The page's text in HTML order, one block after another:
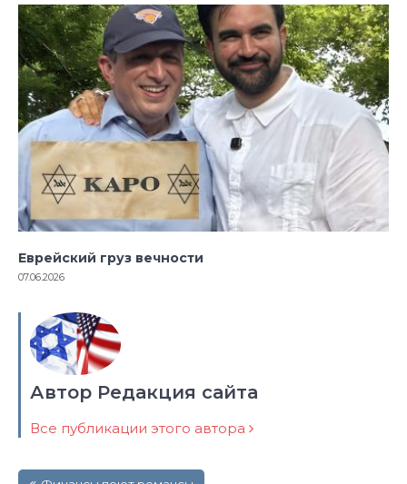
Еврейский груз вечности
07.06.2026
Автор Редакция сайта
Все публикации этого автора